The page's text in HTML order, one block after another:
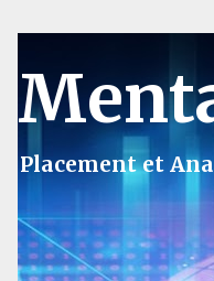
Placement et